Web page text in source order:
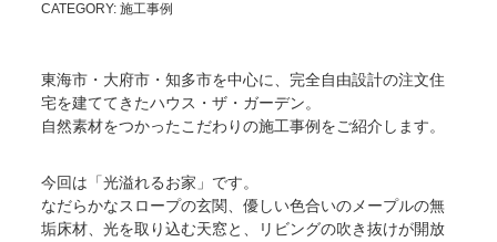
CATEGORY: 施工事例
東海市・大府市・知多市を中心に、完全自由設計の注文住
宅を建ててきたハウス・ザ・ガーデン。
自然素材をつかったこだわりの施工事例をご紹介します。
今回は「光溢れるお家」です。
なだらかなスロープの玄関、優しい色合いのメープルの無
垢床材、光を取り込む天窓と、リビングの吹き抜けが開放